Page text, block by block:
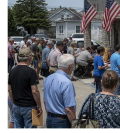
Pháp luật
Vụ án
Tin nóng
Tư vấn luật